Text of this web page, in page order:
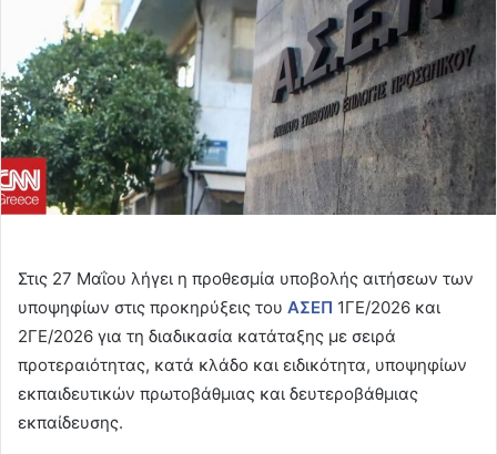
Στις 27 Μαΐου λήγει η προθεσμία υποβολής αιτήσεων των
υποψηφίων στις προκηρύξεις του ΑΣΕΠ 1ΓΕ/2026 και
2ΓΕ/2026 για τη διαδικασία κατάταξης με σειρά
προτεραιότητας, κατά κλάδο και ειδικότητα, υποψηφίων
εκπαιδευτικών πρωτοβάθμιας και δευτεροβάθμιας
εκπαίδευσης.